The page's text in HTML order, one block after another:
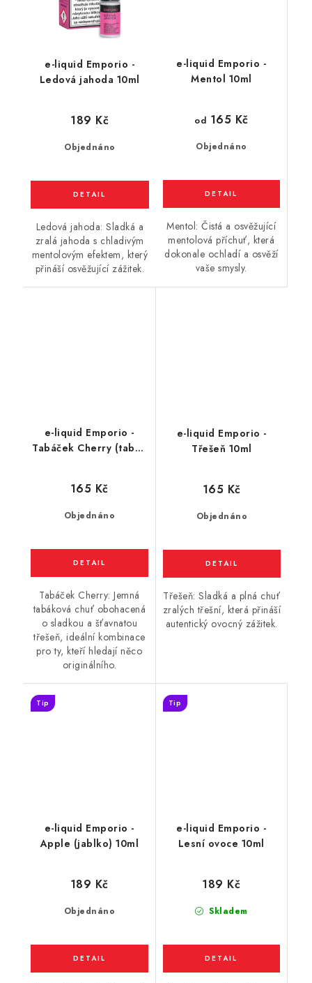
e-liquid Emporio -
Ledová jahoda 10ml
Objednáno
189 Kč
Ledová jahoda: Sladká a
zralá jahoda s chladivým
mentolovým efektem, který
přináší osvěžující zážitek.
e-liquid Emporio -
Mentol 10ml
Objednáno
od 165 Kč
Mentol: Čistá a osvěžující
mentolová příchuť, která
dokonale ochladí a osvěží
vaše smysly.
e-liquid Emporio -
Tabáček Cherry (tabák
Objednáno
165 Kč
Tabáček Cherry: Jemná
tabáková chuť obohacená
o sladkou a šťavnatou
třešeň, ideální kombinace
pro ty, kteří hledají něco
originálního.
e-liquid Emporio -
Třešeň 10ml
Objednáno
165 Kč
Třešeň: Sladká a plná chuť
zralých třešní, která přináší
autentický ovocný zážitek.
e-liquid Emporio -
Apple (jablko) 10ml
Tip
Objednáno
189 Kč
e-liquid Emporio -
Lesní ovoce 10ml
Tip
Skladem
189 Kč